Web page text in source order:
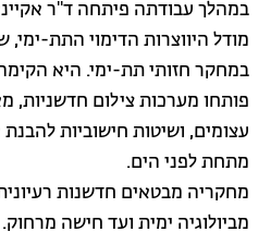
במהלך עבודתה פיתחה ד"ר
מודל היווצרות הדימוי התת-ימי,
פותחו מערכות צילום חדשניות,
עצומים, ושיטות חישוביות
מתחת לפני הים.
מחקריה מבטאים חדשנות
מביולוגיה ימית ועד חישה